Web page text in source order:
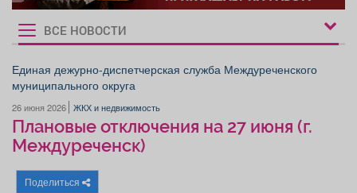
Объявления Недвижимость Услуги
Рукбрики
новостей
ВСЕ НОВОСТИ
Единая дежурно-диспетчерская служба Междуреченского
муниципального округа
26 июня 2026 ЖКХ и недвижимость
Плановые отключения на 27 июня (г.
Междуреченск)
Поделиться